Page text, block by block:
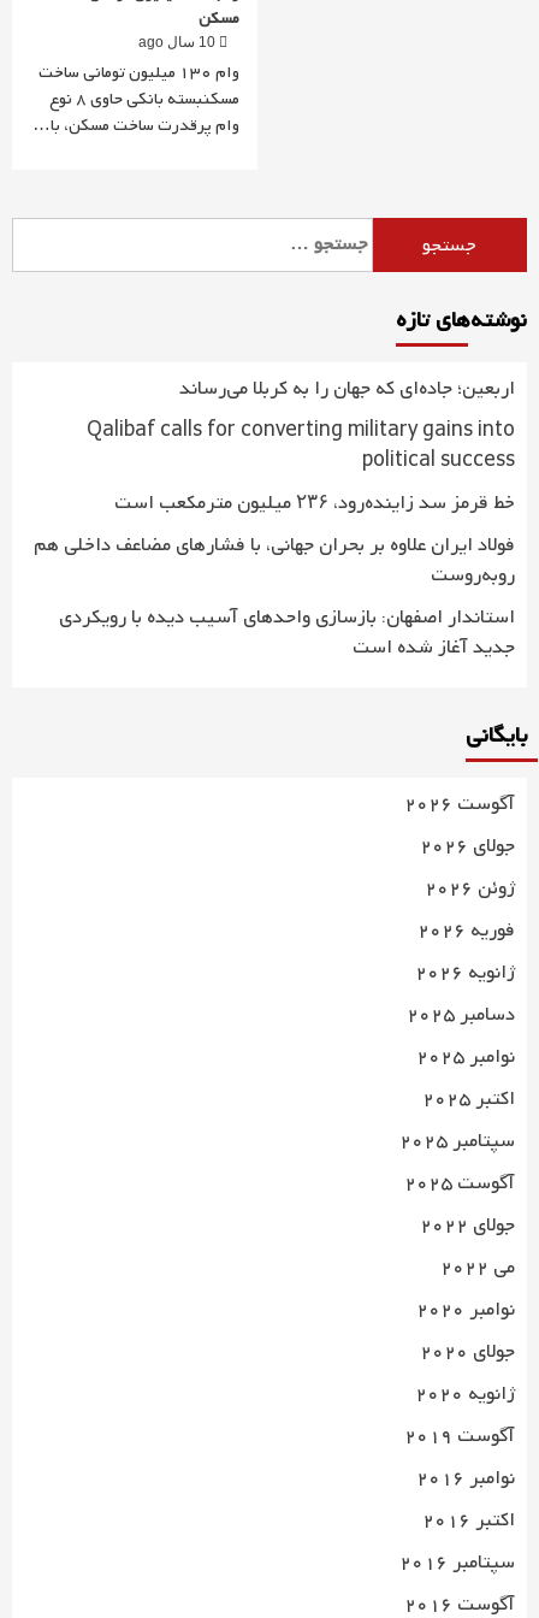
مسکن
وام 130 میلیون تومانی ساخت
مسکنبسته بانکی حاوی 8 نوع
وام پرقدرت ساخت مسکن، با…
برای:
نوشته‌های تازه
اربعین؛ جاده‌ای که جهان را به کربلا می‌رساند
Qalibaf calls for converting military gains into
political success
خط قرمز سد زاینده‌رود، ۲۳۶ میلیون مترمکعب است
فولاد ایران علاوه بر بحران جهانی، با فشارهای مضاعف داخلی هم
روبه‌روست
استاندار اصفهان: بازسازی واحدهای آسیب دیده با رویکردی
جدید آغاز شده است
بایگانی
آگوست 2026
جولای 2026
ژوئن 2026
فوریه 2026
ژانویه 2026
دسامبر 2025
نوامبر 2025
اکتبر 2025
سپتامبر 2025
آگوست 2025
جولای 2022
می 2022
نوامبر 2020
جولای 2020
ژانویه 2020
آگوست 2019
نوامبر 2016
اکتبر 2016
سپتامبر 2016
آگوست 2016